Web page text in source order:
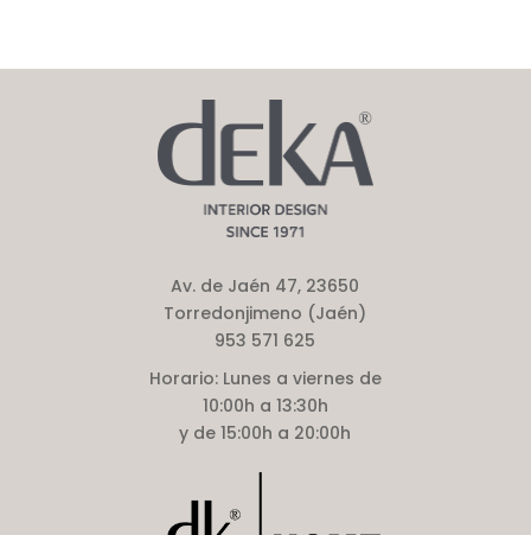
Av. de Jaén 47, 23650
Torredonjimeno (Jaén)
953 571 625
Horario:Lunes a viernes de
10:00h a 13:30h
y de 15:00h a 20:00h